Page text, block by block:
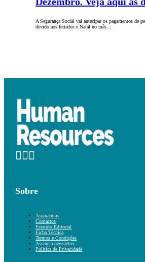
A Segurança Social vai antecipar os pagamentos de
devido aos feriados e Natal no mês…
Sobre
Assinaturas
Contactos
Estatuto Editorial
Ficha Técnica
Termos e Condições
Assine a newsletter
Política de Privacidade